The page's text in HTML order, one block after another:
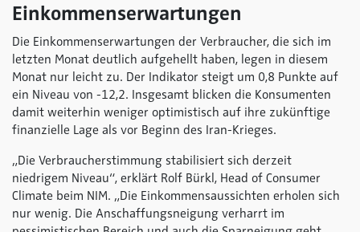
Einkommenserwartungen
Die Einkommenserwartungen der Verbraucher, die sich im
letzten Monat deutlich aufgehellt haben, legen in diesem
Monat nur leicht zu. Der Indikator steigt um 0,8 Punkte auf
ein Niveau von -12,2. Insgesamt blicken die Konsumenten
damit weiterhin weniger optimistisch auf ihre zukünftige
finanzielle Lage als vor Beginn des Iran-Krieges.
„Die Verbraucherstimmung stabilisiert sich derzeit
niedrigem Niveau“, erklärt Rolf Bürkl, Head of Consumer
Climate beim NIM. „Die Einkommensaussichten erholen sich
nur wenig. Die Anschaffungsneigung verharrt im